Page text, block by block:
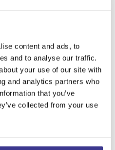
content and ads, to
and to analyse our traffic.
your use of our site with
and analytics partners who
that you’ve
collected from your use
(par exemple, pour
ou d’autres structures).
(dans certains cas) :
dès le départ si
localisation sont très
il est habituel